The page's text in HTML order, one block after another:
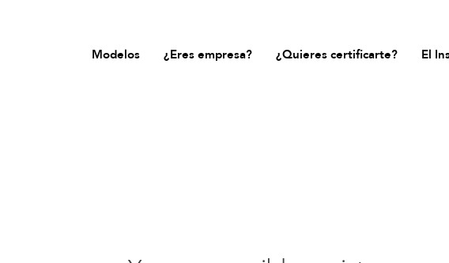
Modelos ¿Eres empresa? ¿Quieres certificarte? El